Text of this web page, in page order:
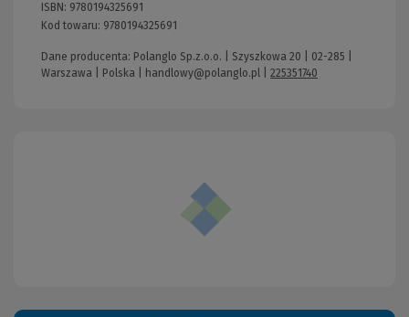
ISBN: 9780194325691
Kod towaru: 9780194325691
Dane producenta: Polanglo Sp.z.o.o. | Szyszkowa 20 | 02-285 |
Warszawa | Polska |
handlowy@polanglo.pl 225351740